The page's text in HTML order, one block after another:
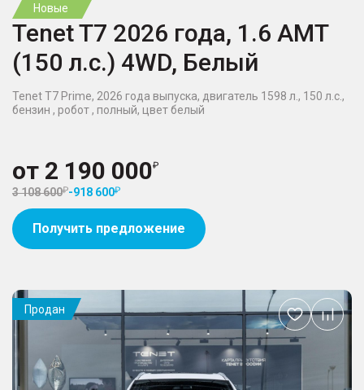
Новые
Tenet T7 2026 года, 1.6 AMT
(150 л.с.) 4WD, Белый
Tenet T7 Prime, 2026 года выпуска, двигатель 1598 л., 150 л.с.,
бензин , робот , полный, цвет белый
от 2 190 000
3 108 600 -918 600
Получить предложение
Продан
Добавить
в
избранное